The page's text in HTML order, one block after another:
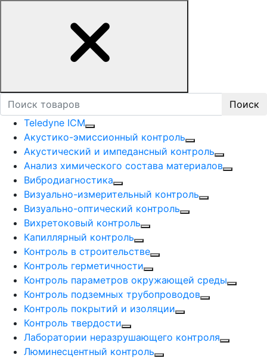
Поиск
Teledyne ICM
Акустико-эмисcионный контроль
Акустический и импедансный контроль
Анализ химического состава материалов
Вибродиагностика
Визуально-измерительный контроль
Визуально-оптический контроль
Вихретоковый контроль
Капиллярный контроль
Контроль в строительстве
Контроль герметичности
Контроль параметров окружающей среды
Контроль подземных трубопроводов
Контроль покрытий и изоляции
Контроль твердости
Лаборатории неразрушающего контроля
Люминесцентный контроль